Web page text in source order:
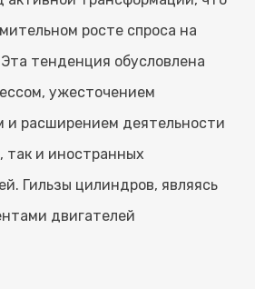
росте спроса на
тенденция обусловлена
ужесточением
и расширением деятельности
так и иностранных
Гильзы цилиндров, являясь
двигателей